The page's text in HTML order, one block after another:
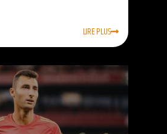
LIRE PLUS